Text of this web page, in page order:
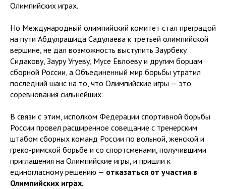
Олимпийских играх.
Но Международный олимпийский комитет стал преградой
на пути Абдулрашида Садулаева к третьей олимпийской
вершине, не дал возможность выступить Заурбеку
Сидакову, Зауру Угуеву, Мусе Евлоеву и другим борцам
сборной России, а Объединенный мир борьбы утратил
последний шанс на то, что Олимпийские игры — это
соревнования сильнейших.
В связи с этим, исполком Федерации спортивной борьбы
России провел расширенное совещание с тренерским
штабом сборных команд России по вольной, женской и
греко-римской борьбе и со спортсменами, получившими
приглашения на Олимпийские игры, и пришли к
единогласному решению — отказаться от участия в
Олимпийских играх.